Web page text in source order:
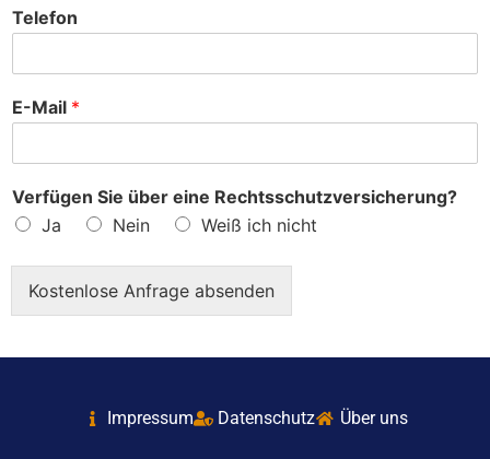
Telefon
E-Mail *
Verfügen Sie über eine Rechtsschutzversicherung?
Ja
Nein Weiß ich nicht
Kostenlose Anfrage absenden
Impressum Datenschutz Über uns